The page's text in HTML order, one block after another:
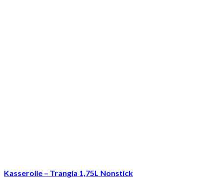
Kasserolle – Trangia 1,75L Nonstick